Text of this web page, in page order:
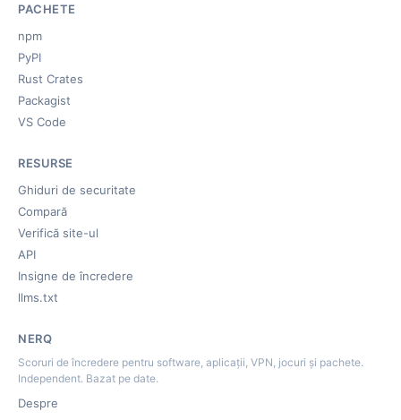
PACHETE
npm
PyPI
Rust Crates
Packagist
VS Code
RESURSE
Ghiduri de securitate
Compară
Verifică site-ul
API
Insigne de încredere
llms.txt
NERQ
Scoruri de încredere pentru software, aplicații, VPN, jocuri și pachete.
Independent. Bazat pe date.
Despre